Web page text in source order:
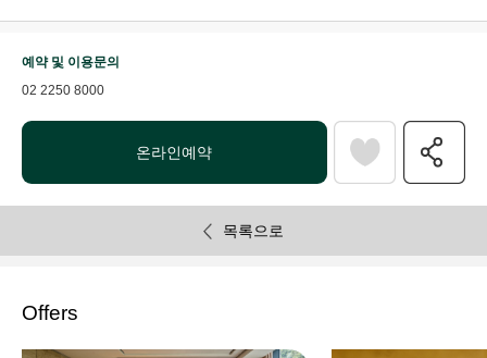
예약 및 이용문의
02 2250 8000
온라인예약
목록으로
Offers